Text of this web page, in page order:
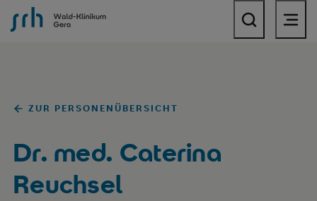
SRH Wald-Klinikum Gera
ZUR PERSONENÜBERSICHT
Dr. med. Caterina
Reuchsel